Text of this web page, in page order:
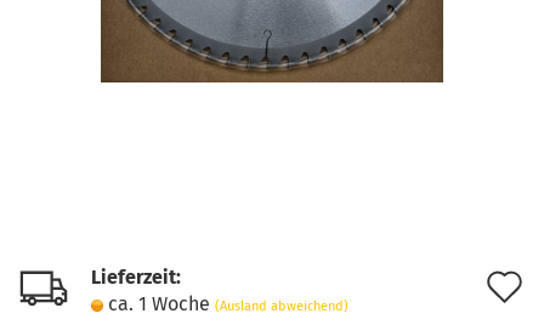
Lieferzeit:
ca. 1 Woche (Ausland abweichend)